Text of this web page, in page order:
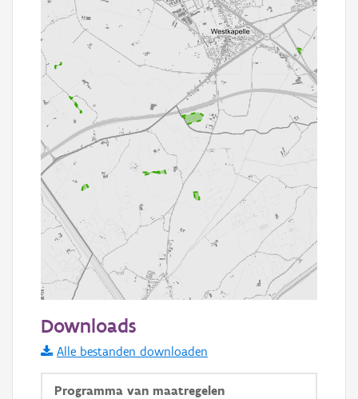
Informatie Vlaanderen
i
Downloads
Alle bestanden downloaden
Programma van maatregelen